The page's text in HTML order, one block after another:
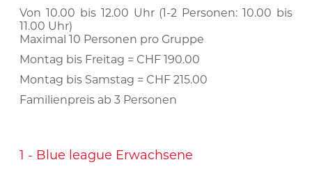
Von 10.00 bis 12.00 Uhr (1-2 Personen: 10.00 bis
11.00 Uhr)
Maximal 10 Personen pro Gruppe
Montag bis Freitag = CHF 190.00
Montag bis Samstag = CHF 215.00
Familienpreis ab 3 Personen
1 - Blue league Erwachsene